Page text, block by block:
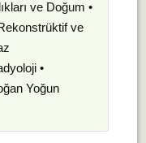
ve Doğum •
ve
•
Yoğun